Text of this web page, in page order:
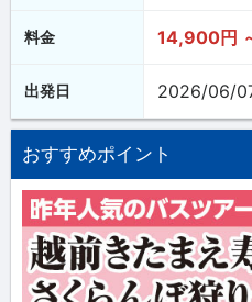
料金 14,900円
出発日 2026/06/
おすすめポイント